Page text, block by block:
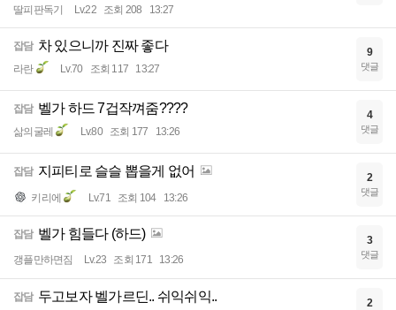
딸피판독기 Lv.22 조회 208 13:27
잡담 차 있으니까 진짜 좋다
라란 Lv.70 조회 117 13:27
9
댓글
잡담 벨가 하드 7겁작껴줌????
삶의굴레 Lv.80 조회 177 13:26
4
댓글
잡담 지피티로 슬슬 뽑을게 없어
키리에 Lv.71 조회 104 13:26
2
댓글
잡담 벨가 힘들다 (하드)
갱플만하면짐 Lv.23 조회 171 13:26
3
댓글
잡담 두고보자 벨가르딘.. 쉬익쉬익.. 2